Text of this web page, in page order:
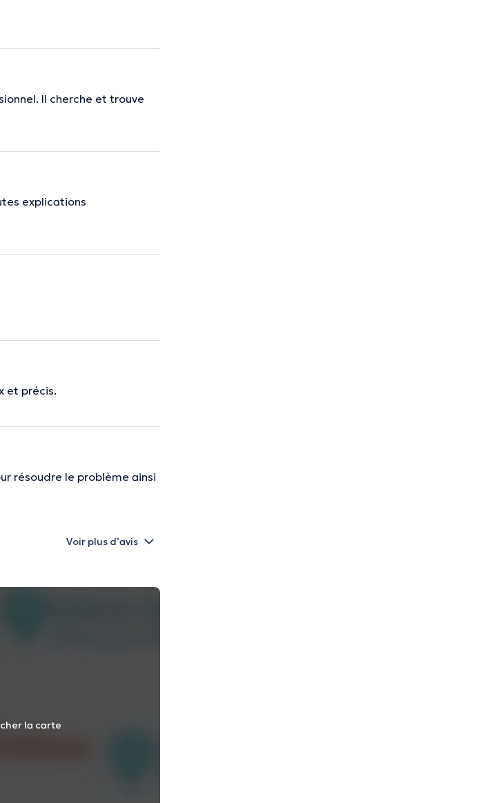
Il cherche et trouve
explications
et précis.
résoudre le problème ainsi
Voir plus d’avis
la carte